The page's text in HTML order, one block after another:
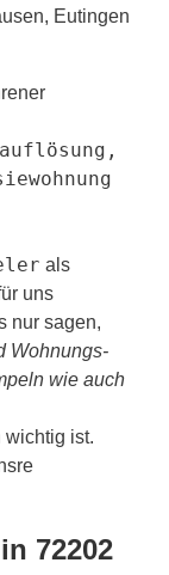
Eutingen
als
uns
nur sagen,
Wohnungs-
wie auch
wichtig ist.
72202